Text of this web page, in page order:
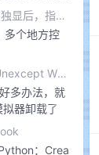
1篇
1篇
1篇
你可以参考
。
（已解决）显卡（N卡）设置独显后，指定程序依旧使用集显渲染
多个地方控
Docker Desktop 开启失败 Unexcept WSL Error
多办法，就
器卸载了
：Crea